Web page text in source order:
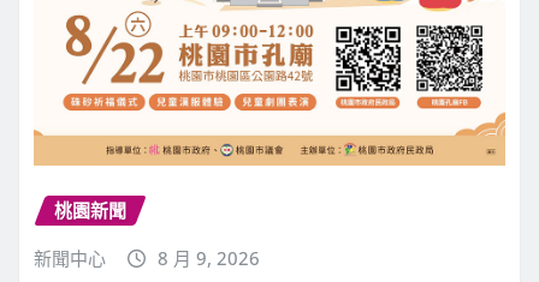
桃園新聞
新聞中心
8 月 9, 2026